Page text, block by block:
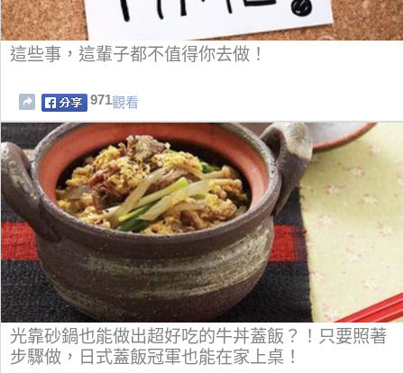
這些事，這輩子都不值得你去做！
971觀看
光靠砂鍋也能做出超好吃的牛丼蓋飯？！只要照著
步驟做，日式蓋飯冠軍也能在家上桌！